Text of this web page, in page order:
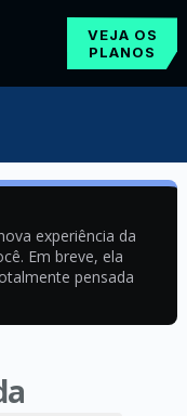
VEJA OS
PLANOS
experiência da
Em breve, ela
pensada